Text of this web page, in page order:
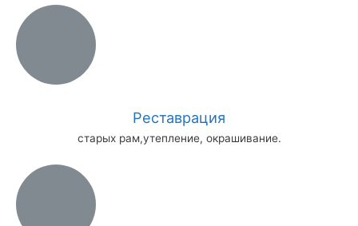
Реставрация
старых рам,утепление, окрашивание.